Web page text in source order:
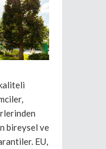
bireysel ve
EU,